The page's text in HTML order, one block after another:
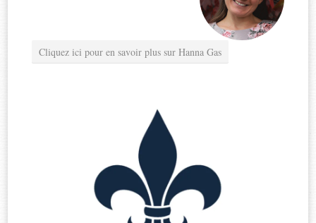
Cliquez ici pour en savoir plus sur Hanna Gas